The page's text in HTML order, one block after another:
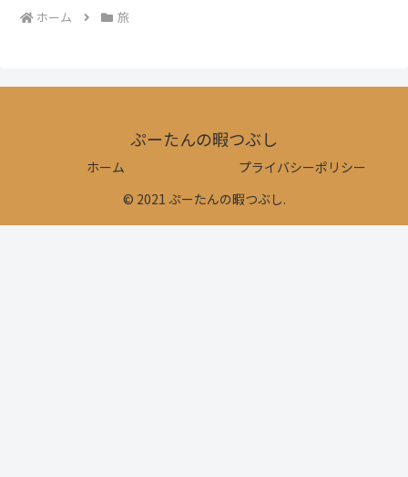
ホーム 旅
ぷーたんの暇つぶし
ホーム
プライバシーポリシー
© 2021 ぷーたんの暇つぶし.